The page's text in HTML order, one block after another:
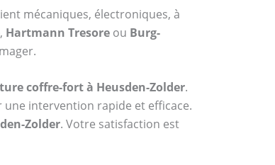
mécaniques, électroniques, à
, Hartmann Tresore ou Burg-
coffre-fort à Heusden-Zolder.
intervention rapide et efficace.
Zolder. Votre satisfaction est